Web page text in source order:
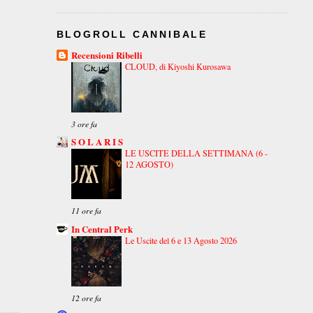
BLOGROLL CANNIBALE
Recensioni Ribelli
CLOUD, di Kiyoshi Kurosawa
3 ore fa
S O L A R I S
LE USCITE DELLA SETTIMANA (6 -
12 AGOSTO)
11 ore fa
In Central Perk
Le Uscite del 6 e 13 Agosto 2026
12 ore fa